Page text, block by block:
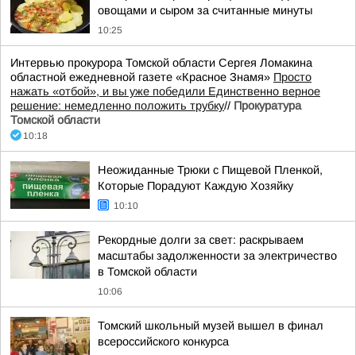
овощами и сыром за считанные минуты
10:25
Интервью прокурора Томской области Сергея Ломакина
областной ежедневной газете «Красное Знамя» Просто
нажать «отбой», и вы уже победили Единственно верное
решение: немедленно положить трубку// Прокуратура
Томской области
10:18
Неожиданные Трюки с Пищевой Пленкой,
Которые Порадуют Каждую Хозяйку
10:10
Рекордные долги за свет: раскрываем
масштабы задолженности за электричество
в Томской области
10:06
Томский школьный музей вышел в финал
всероссийского конкурса